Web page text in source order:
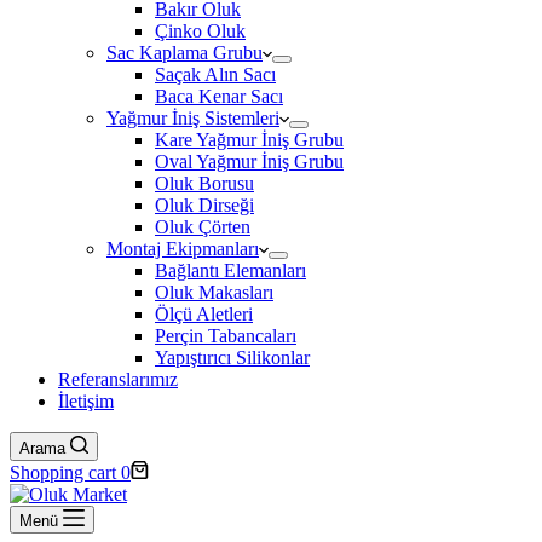
Bakır Oluk
Çinko Oluk
Sac Kaplama Grubu
Saçak Alın Sacı
Baca Kenar Sacı
Yağmur İniş Sistemleri
Kare Yağmur İniş Grubu
Oval Yağmur İniş Grubu
Oluk Borusu
Oluk Dirseği
Oluk Çörten
Montaj Ekipmanları
Bağlantı Elemanları
Oluk Makasları
Ölçü Aletleri
Perçin Tabancaları
Yapıştırıcı Silikonlar
Referanslarımız
İletişim
Arama
Shopping cart 0
Menü